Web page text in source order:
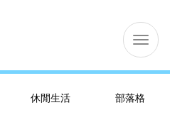
切
换
导
休閒生活 部落格